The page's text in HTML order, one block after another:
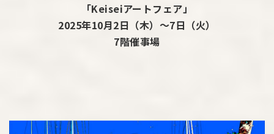
「Keiseiアートフェア」
2025年10月2日（木）～7日（火）
7階催事場